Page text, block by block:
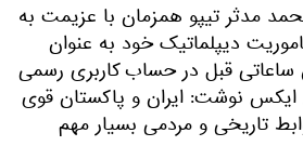
مدثر تیپو همزمان با عزیمت به
دیپلماتیک خود به عنوان
ساعاتی قبل در حساب کاربری رسمی
نوشت: ایران و پاکستان قوی
تاریخی و مردمی بسیار مهم